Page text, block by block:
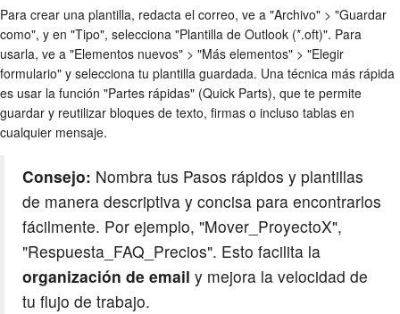
Para crear una plantilla, redacta el correo, ve a "Archivo" > "Guardar
como", y en "Tipo", selecciona "Plantilla de Outlook (*.oft)". Para
usarla, ve a "Elementos nuevos" > "Más elementos" > "Elegir
formulario" y selecciona tu plantilla guardada. Una técnica más rápida
es usar la función "Partes rápidas" (Quick Parts), que te permite
guardar y reutilizar bloques de texto, firmas o incluso tablas en
cualquier mensaje.
Consejo: Nombra tus Pasos rápidos y plantillas
de manera descriptiva y concisa para encontrarlos
fácilmente. Por ejemplo, "Mover_ProyectoX",
"Respuesta_FAQ_Precios". Esto facilita la
organización de email y mejora la velocidad de
tu flujo de trabajo.